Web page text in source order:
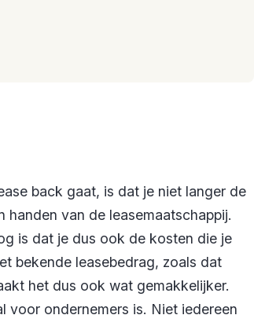
back gaat, is dat je niet langer de
handen van de leasemaatschappij.
is dat je dus ook de kosten die je
bekende leasebedrag, zoals dat
het dus ook wat gemakkelijker.
voor ondernemers is. Niet iedereen